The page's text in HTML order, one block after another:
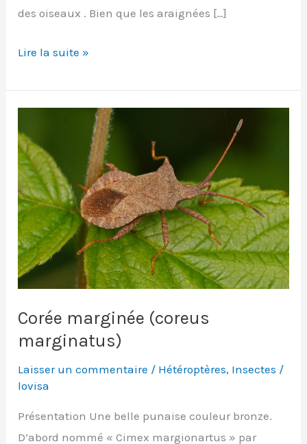
des oiseaux . Bien que les araignées […]
Guerris
(Araignée
)
Lire la suite »
Corée marginée (coreus
marginatus)
Laisser un commentaire / Hétéroptères, Insectes /
lovisa
Présentation Une belle punaise couleur bronze.
D’abord nommé « Cimex margionartus » par